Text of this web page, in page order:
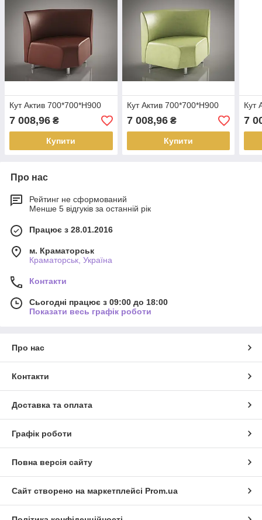
Кут Актив 700*700*Н900
7 008,96 ₴
Купити
Кут Актив 700*700*Н900
7 008,96₴
Купити
Кут
7
Про нас
Рейтинг не сформований
Менше 5 відгуків за останній рік
Працює з 28.01.2016
м. Краматорськ
Краматорськ, Україна
Контакти
Сьогодні працює з 09:00 до 18:00
Показати весь графік роботи
Про нас
Контакти
Доставка та оплата
Графік роботи
Повна версія сайту
Сайт створено на маркетплейсі Prom.ua